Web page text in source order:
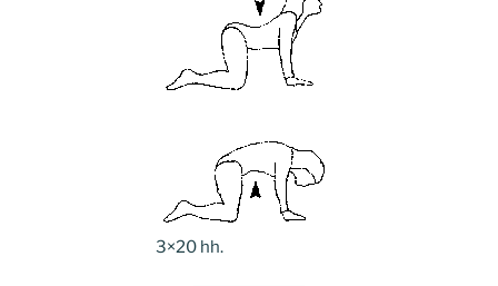
3×20 hh.